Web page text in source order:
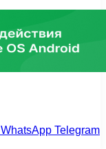
WhatsApp Telegram